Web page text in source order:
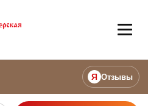
Я Отзывы